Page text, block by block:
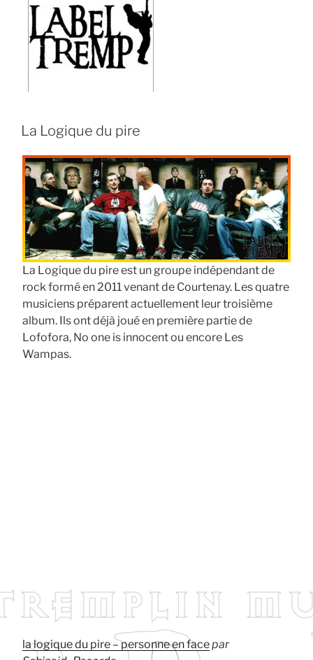
La Logique du pire
La Logique du pire est un groupe indépendant de
rock formé en 2011 venant de Courtenay. Les quatre
musiciens préparent actuellement leur troisième
album. Ils ont déjà joué en première partie de
Lofofora, No one is innocent ou encore Les
Wampas.
la logique du pire – personne en facepar